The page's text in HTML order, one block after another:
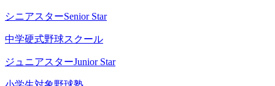
シニアスターSenior Star
中学硬式野球スクール
ジュニアスターJunior Star